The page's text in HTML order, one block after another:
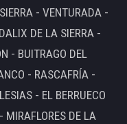
- VENTURADA -
DE LA SIERRA -
- BUITRAGO DEL
- RASCAFRÍA -
- EL BERRUECO
MIRAFLORES DE LA